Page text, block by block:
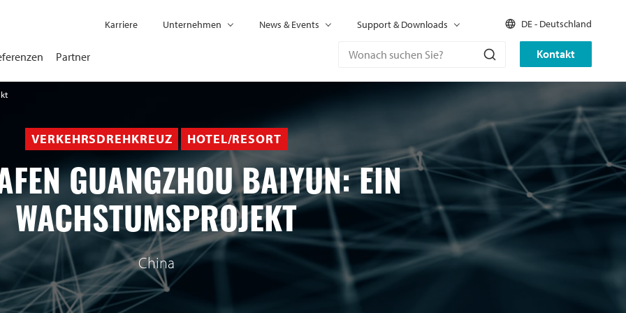
Kontakt
Partner
Karriere Unternehmen News & Events Support & Downloads DE - Deutschland
VERKEHRSDREHKREUZ HOTEL/RESORT
GUANGZHOU BAIYUN: EIN
WACHSTUMSPROJEKT
China